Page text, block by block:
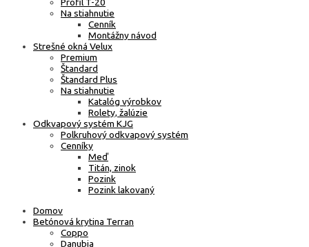
Profil T-20
Na stiahnutie
Cenník
Montážny návod
Strešné okná Velux
Premium
Štandard
Štandard Plus
Na stiahnutie
Katalóg výrobkov
Rolety, žalúzie
Odkvapový systém KJG
Polkruhový odkvapový systém
Cenníky
Meď
Titán, zinok
Pozink
Pozink lakovaný
Domov
Betónová krytina Terran
Coppo
Danubia